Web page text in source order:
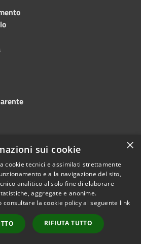
Meccanismo di feedback
Copyright © 2026 • Comune di
Municipium•
Accesso
redazione
×
sui cookie
cookie tecnici e assimilati strettamente
e alla navigazione del sito,
analitico al solo fine di elaborare
aggregate e anonime.
consultare la cookie policy al seguente link
RIFIUTA TUTTO